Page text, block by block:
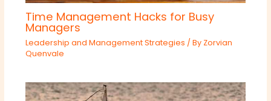
Time Management Hacks for Busy
Managers
Leadership and Management Strategies / By Zorvian
Quenvale